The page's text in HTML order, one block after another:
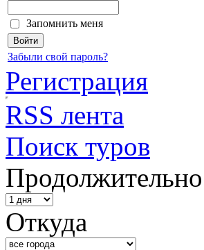
Запомнить меня
Забыли свой пароль?
Регистрация
RSS лента
Поиск туров
Откуда